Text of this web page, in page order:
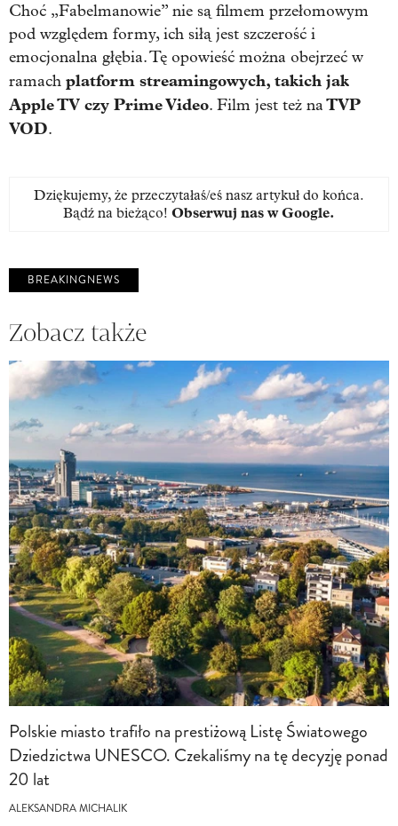
Choć „Fabelmanowie” nie są filmem przełomowym
pod względem formy, ich siłą jest szczerość i
emocjonalna głębia. Tę opowieść można obejrzeć w
ramach platform streamingowych, takich jak
Apple TV czy Prime Video. Film jest też naTVP
VOD.
Dziękujemy, że przeczytałaś/eś nasz artykuł do końca.
Bądź na bieżąco! Obserwuj nas w Google.
BREAKINGNEWS
Zobacz także
Polskie miasto trafiło na prestiżową Listę Światowego
Dziedzictwa UNESCO. Czekaliśmy na tę decyzję ponad
20 lat
ALEKSANDRA MICHALIK